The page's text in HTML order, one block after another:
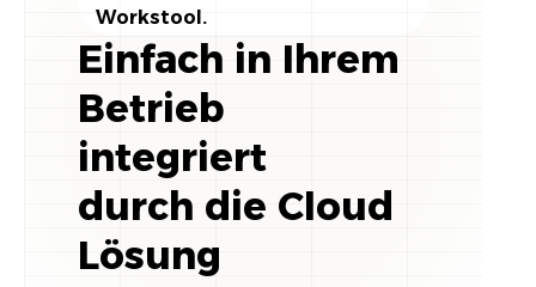
Workstool.
Einfach in Ihrem
Betrieb
integriert
durch die Cloud
Lösung